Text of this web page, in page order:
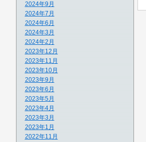
2024年9月
2024年7月
2024年6月
2024年3月
2024年2月
2023年12月
2023年11月
2023年10月
2023年9月
2023年6月
2023年5月
2023年4月
2023年3月
2023年1月
2022年11月